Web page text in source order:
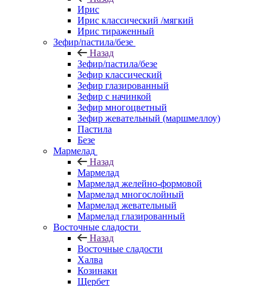
Ирис
Ирис классический /мягкий
Ирис тираженный
Зефир/пастила/безе
Назад
Зефир/пастила/безе
Зефир классический
Зефир глазированный
Зефир с начинкой
Зефир многоцветный
Зефир жевательный (маршмеллоу)
Пастила
Безе
Мармелад
Назад
Мармелад
Мармелад желейно-формовой
Мармелад многослойный
Мармелад жевательный
Мармелад глазированный
Восточные сладости
Назад
Восточные сладости
Халва
Козинаки
Щербет